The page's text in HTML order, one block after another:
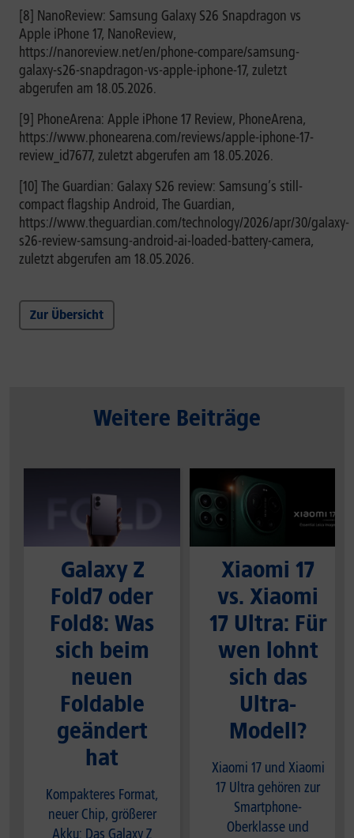
[8] NanoReview: Samsung Galaxy S26 Snapdragon vs
Apple iPhone 17, NanoReview,
https://nanoreview.net/en/phone-compare/samsung-
galaxy-s26-snapdragon-vs-apple-iphone-17, zuletzt
abgerufen am 18.05.2026.
[9] PhoneArena: Apple iPhone 17 Review, PhoneArena,
https://www.phonearena.com/reviews/apple-iphone-17-
review_id7677, zuletzt abgerufen am 18.05.2026.
[10] The Guardian: Galaxy S26 review: Samsung’s still-
compact flagship Android, The Guardian,
https://www.theguardian.com/technology/2026/apr/30/galaxy-
s26-review-samsung-android-ai-loaded-battery-camera,
zuletzt abgerufen am 18.05.2026.
Zur Übersicht
Weitere Beiträge
Galaxy Z
Fold7 oder
Fold8: Was
sich beim
neuen
Foldable
geändert
hat
Kompakteres Format,
neuer Chip, größerer
Akku: Das Galaxy Z
Xiaomi 17
vs. Xiaomi
17 Ultra: Für
wen lohnt
sich das
Ultra-
Modell?
Xiaomi 17 und Xiaomi
17 Ultra gehören zur
Smartphone-
Oberklasse und